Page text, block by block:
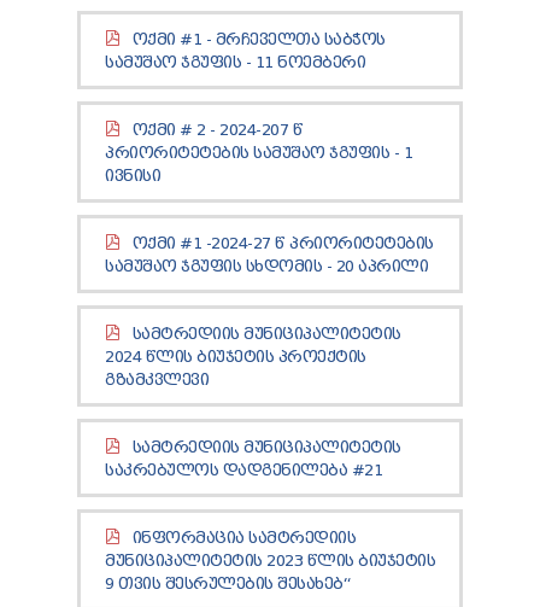
TENDERS
REPORT TO BE SUBMITTED TO PRESIDENT AND
REQUEST OF PUBLIC INFORMATION
LEGAL DECISIONS
APPEAL RULES
ᲝᲥᲛᲘ #1 - ᲛᲠᲩᲔᲕᲔᲚᲗᲐ ᲡᲐᲑᲭᲝᲡ
ᲡᲐᲛᲣᲨᲐᲝ ᲯᲒᲣᲤᲘᲡ - 11 ᲜᲝᲔᲛᲑᲔᲠᲘ
ᲝᲥᲛᲘ # 2 - 2024-207 Წ
ᲞᲠᲘᲝᲠᲘᲢᲔᲢᲔᲑᲘᲡ ᲡᲐᲛᲣᲨᲐᲝ ᲯᲒᲣᲤᲘᲡ - 1
ᲘᲕᲜᲘᲡᲘ
ᲝᲥᲛᲘ #1 -2024-27 Წ ᲞᲠᲘᲝᲠᲘᲢᲔᲢᲔᲑᲘᲡ
ᲡᲐᲛᲣᲨᲐᲝ ᲯᲒᲣᲤᲘᲡ ᲡᲮᲓᲝᲛᲘᲡ - 20 ᲐᲞᲠᲘᲚᲘ
ᲡᲐᲛᲢᲠᲔᲓᲘᲘᲡ ᲛᲣᲜᲘᲪᲘᲞᲐᲚᲘᲢᲔᲢᲘᲡ
2024 ᲬᲚᲘᲡ ᲑᲘᲣᲯᲔᲢᲘᲡ ᲞᲠᲝᲔᲥᲢᲘᲡ
ᲒᲖᲐᲛᲙᲕᲚᲔᲕᲘ
ᲡᲐᲛᲢᲠᲔᲓᲘᲘᲡ ᲛᲣᲜᲘᲪᲘᲞᲐᲚᲘᲢᲔᲢᲘᲡ
ᲡᲐᲙᲠᲔᲑᲣᲚᲝᲡ ᲓᲐᲓᲒᲔᲜᲘᲚᲔᲑᲐ #21
ᲘᲜᲤᲝᲠᲛᲐᲪᲘᲐ ᲡᲐᲛᲢᲠᲔᲓᲘᲘᲡ
ᲛᲣᲜᲘᲪᲘᲞᲐᲚᲘᲢᲔᲢᲘᲡ 2023 ᲬᲚᲘᲡ ᲑᲘᲣᲯᲔᲢᲘᲡ
9 ᲗᲕᲘᲡ ᲨᲔᲡᲠᲣᲚᲔᲑᲘᲡ ᲨᲔᲡᲐᲮᲔᲑ“